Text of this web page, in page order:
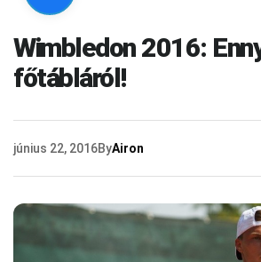
Wimbledon 2016:
főtábláról!
június 22, 2016ByAiron